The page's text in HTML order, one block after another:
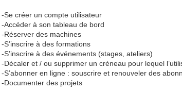
-Se créer un compte utilisateur
-Accéder à son tableau de bord
-Réserver des machines
-S’inscrire à des formations
-S’inscrire à des événements (stages, ateliers)
-Décaler et / ou supprimer un créneau pour lequel
-S’abonner en ligne : souscrire et renouveler des
-Documenter des projets